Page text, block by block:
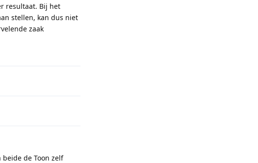
resultaat. Bij het
stellen, kan dus niet
zaak
de Toon zelf